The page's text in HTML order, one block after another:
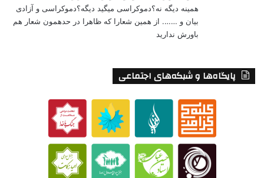
همینه دیگه نه؟دموکراسی میگید دیگه؟دموکراسی و آزادی
بیان و ……. از همین شعارا که ظاهرا در حدهمون شعار هم
باورش ندارید
پایگاه‌ها و شبکه‌های اجتماعی